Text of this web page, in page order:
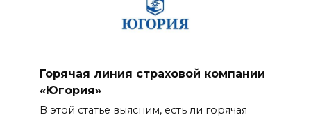
Горячая линия страховой компании
«Югория»
В этой статье выясним, есть ли горячая